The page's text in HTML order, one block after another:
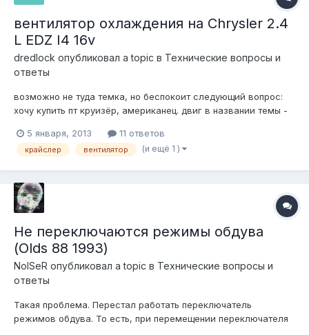
вентилятор охлаждения на Chrysler 2.4
L EDZ I4 16v
dredlock опубликовал a topic в Технические вопросы и
ответы
возможно не туда темка, но беспокоит следующий вопрос:
хочу купить пт круизёр, американец. двиг в названии темы -
вентилятор охлаждения. при не работающем кондее -
включается. забыл спросить, включается ли он, если
5 января, 2013 11 ответов
крайслер вентилятор (и ещё 1 )
Не переключаются режимы обдува
(Olds 88 1993)
NoISeR опубликовал a topic в Технические вопросы и
ответы
Такая проблема. Перестал работать переключатель
режимов обдува. То есть, при перемещении переключателя